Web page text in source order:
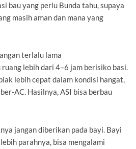
bau yang perlu Bunda tahu, supaya
masih aman dan mana yang
terlalu lama
lebih dari 4–6 jam berisiko basi.
lebih cepat dalam kondisi hangat,
AC. Hasilnya, ASI bisa berbau
jangan diberikan pada bayi. Bayi
parahnya, bisa mengalami